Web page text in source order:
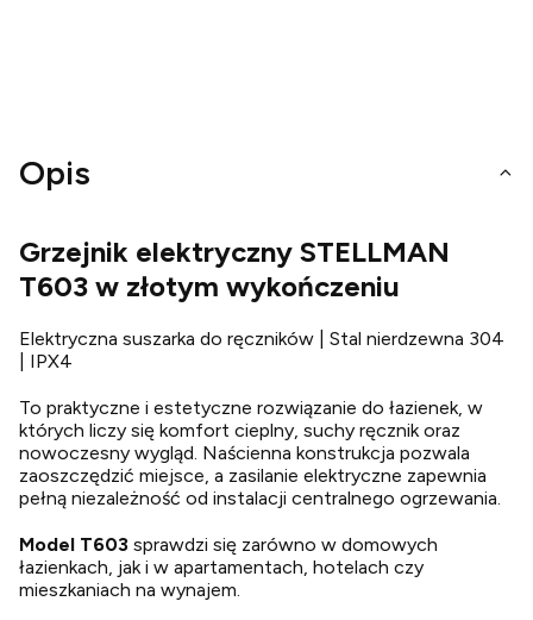
Opis
Grzejnik elektryczny STELLMAN
T603 w złotym wykończeniu
Elektryczna suszarka do ręczników | Stal nierdzewna 304
| IPX4
To praktyczne i estetyczne rozwiązanie do łazienek, w
których liczy się komfort cieplny, suchy ręcznik oraz
nowoczesny wygląd. Naścienna konstrukcja pozwala
zaoszczędzić miejsce, a zasilanie elektryczne zapewnia
pełną niezależność od instalacji centralnego ogrzewania.
Model T603 sprawdzi się zarówno w domowych
łazienkach, jak i w apartamentach, hotelach czy
mieszkaniach na wynajem.